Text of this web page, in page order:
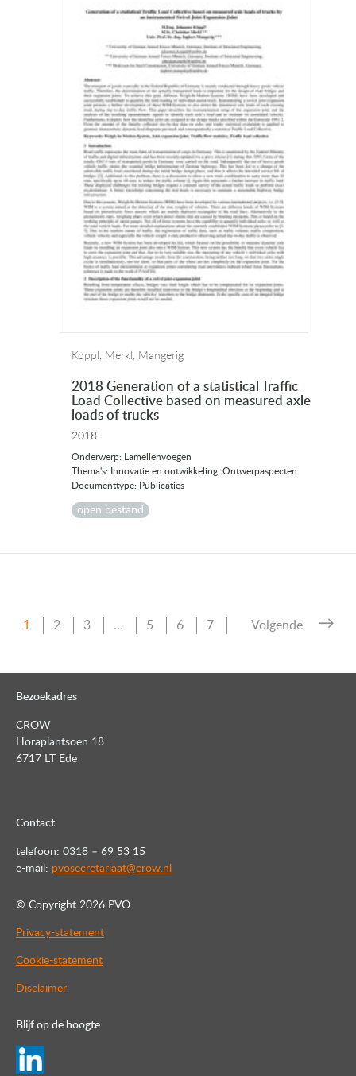
Koppl, Merkl, Mangerig
2018 Generation of a statistical Traffic
Load Collective based on measured axle
loads of trucks
2018
Onderwerp: Lamellenvoegen
Thema's: Innovatie en ontwikkeling, Ontwerpaspecten
Documenttype: Publicaties
open bestand
Berichten
Pagina
1 Pagina
2 Pagina
3 … Pagina
5 Pagina
6 Pagina
7 Volgende
Bezoekadres
CROW
Horaplantsoen 18
6717 LT Ede
Contact
telefoon: 0318 – 69 53 15
e-mail: pvosecretariaat@crow.nl
© Copyright 2026 PVO
Privacy-statement
Cookie-statement
Disclaimer
Blijf op de hoogte